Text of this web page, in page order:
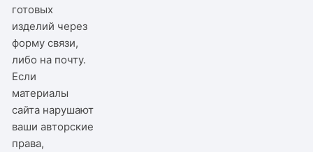
готовых
изделий через
форму связи,
либо на почту.
Если
материалы
сайта нарушают
ваши авторские
права,